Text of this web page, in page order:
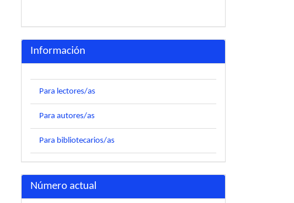
Información
Para lectores/as
Para autores/as
Para bibliotecarios/as
Número actual